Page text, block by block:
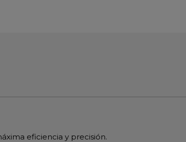
eficiencia y precisión.